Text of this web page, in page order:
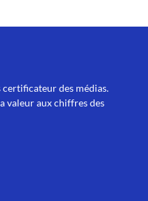
des médias.
valeur aux chiffres des